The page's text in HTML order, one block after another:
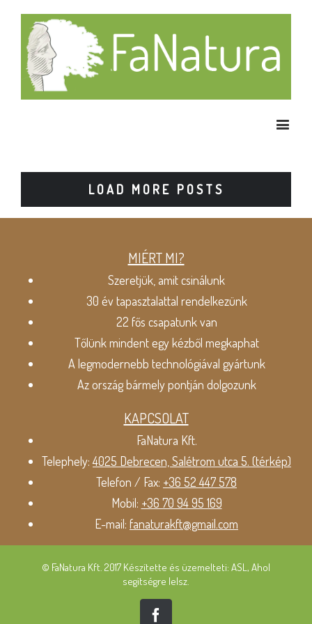
LOAD MORE POSTS
MIÉRT MI?
Szeretjük, amit csinálunk
30 év tapasztalattal rendelkezünk
22 fős csapatunk van
Tőlünk mindent egy kézből megkaphat
A legmodernebb technológiával gyártunk
Az ország bármely pontján dolgozunk
KAPCSOLAT
FaNatura Kft.
Telephely:4025 Debrecen, Salétrom utca 5. (térkép)
Telefon / Fax: +36 52 447 578
Mobil: +36 70 94 95 169
E-mail: fanaturakft@gmail.com
© FaNatura Kft. 2017 Készítette és üzemelteti: ASL, Ahol
segítségre lelsz.